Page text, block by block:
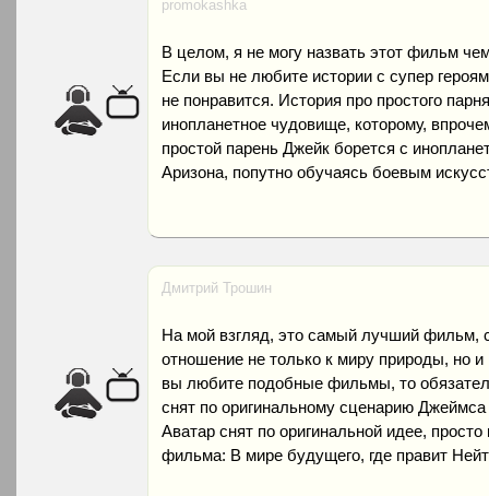
promokashka
В целом, я не могу назвать этот фильм
Если вы не любите истории с супер
не понравится. История про простого
инопланетное чудовище, которому,
простой парень Джейк борется с
Аризона, попутно обучаясь боевым
Дмитрий Трошин
На мой взгляд, это самый лучший фильм,
отношение не только к миру природы, но
вы любите подобные фильмы, то
снят по оригинальному сценарию
Аватар снят по оригинальной идее,
фильма: В мире будущего, где правит